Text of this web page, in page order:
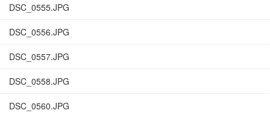
DSC_0555.JPG
DSC_0556.JPG
DSC_0557.JPG
DSC_0558.JPG
DSC_0560.JPG